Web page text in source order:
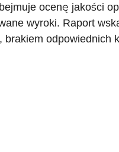
ocenę jakości
wyroki. Raport
odpowiednich